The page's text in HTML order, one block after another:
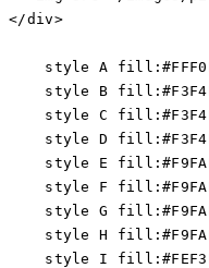
</div>
style A
style B
style C
style D
style E
style F
style G
style H
style I